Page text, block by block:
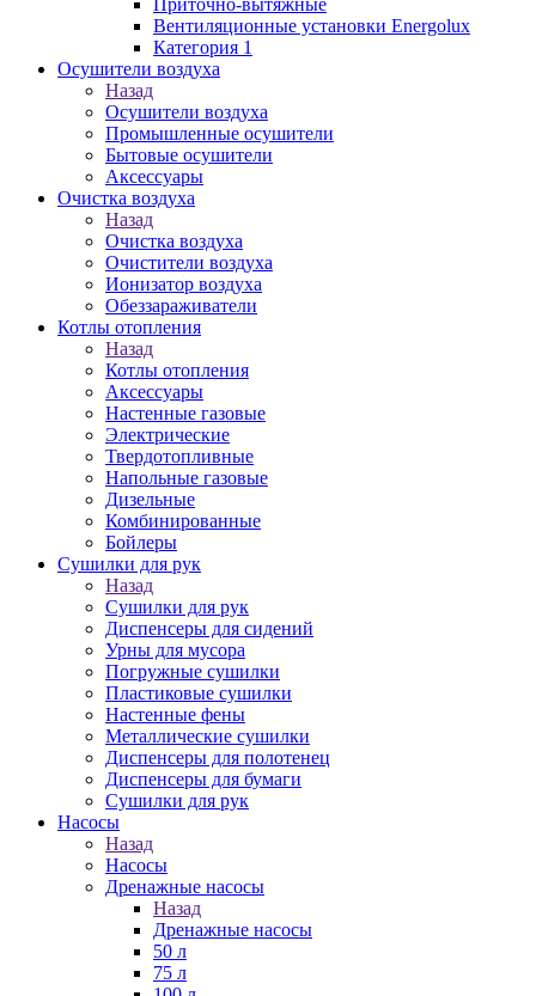
Приточно-вытяжные
Вентиляционные установки Energolux
Категория 1
Осушители воздуха
Назад
Осушители воздуха
Промышленные осушители
Бытовые осушители
Аксессуары
Очистка воздуха
Назад
Очистка воздуха
Очистители воздуха
Ионизатор воздуха
Обеззараживатели
Котлы отопления
Назад
Котлы отопления
Аксессуары
Настенные газовые
Электрические
Твердотопливные
Напольные газовые
Дизельные
Комбинированные
Бойлеры
Сушилки для рук
Назад
Сушилки для рук
Диспенсеры для сидений
Урны для мусора
Погружные сушилки
Пластиковые сушилки
Настенные фены
Металлические сушилки
Диспенсеры для полотенец
Диспенсеры для бумаги
Сушилки для рук
Насосы
Назад
Насосы
Дренажные насосы
Назад
Дренажные насосы
50 л
75 л